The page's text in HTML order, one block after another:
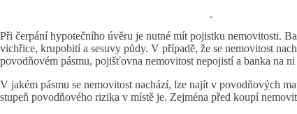
Při čerpání hypotečního úvěru je nutné mít pojistku nemovitosti.
vichřice, krupobití a sesuvy půdy. V případě, že se nemovitost
povodňovém pásmu, pojišťovna nemovitost nepojistí a banka na
V jakém pásmu se nemovitost nachází, lze najít v povodňových
stupeň povodňového rizika v místě je. Zejména před koupí